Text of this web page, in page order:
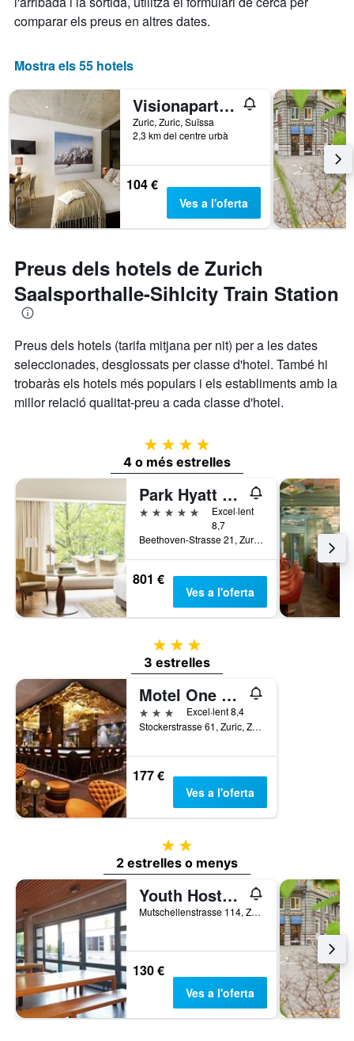
comparar els preus en altres dates.
Mostra els 55 hotels
Visionapartments Zurich Wolframplatz
Zuric, Zuric, Suïssa
2,3 km del centre urbà
104 €
Ves a l'oferta
Preus dels hotels de Zurich
Saalsporthalle-Sihlcity Train Station
Preus dels hotels (tarifa mitjana per nit) per a les dates
seleccionades, desglossats per classe d'hotel. També hi
trobaràs els hotels més populars i els establiments amb la
millor relació qualitat-preu a cada classe d'hotel.
4 estrelles
4 o més estrelles
Park Hyatt Zurich
5 estrelles
Excel·lent
8,7
Beethoven-Strasse 21, Zuric, Zuric, Suïssa
801 €
Ves a l'oferta
3 estrelles
3 estrelles
Motel One Zürich
3 estrellesExcel·lent 8,4
Stockerstrasse 61, Zuric, Zuric, Suïssa
177 €
Ves a l'oferta
2 estrelles
2 estrelles o menys
Youth Hostel Zurich
Mutschellenstrasse 114, Zuric, Zuric, Suïssa
130 €
Ves a l'oferta